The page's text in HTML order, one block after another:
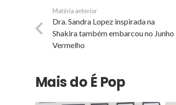
Matéria anterior
Dra. Sandra Lopez inspirada na
Shakira também embarcou no Junho
Vermelho
Mais do É Pop